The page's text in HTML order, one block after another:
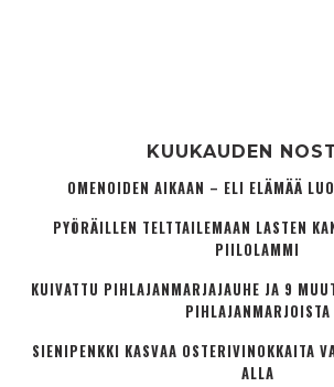
KUUKAUDEN
OMENOIDEN AIKAAN – ELI ELÄMÄÄ
PYÖRÄILLEN TELTTAILEMAAN LASTEN
PIILOLAMMI
KUIVATTU PIHLAJANMARJAJAUHE JA 9
PIHLAJANMARJOISTA
SIENIPENKKI KASVAA OSTERIVINOKKAITA
ALLA